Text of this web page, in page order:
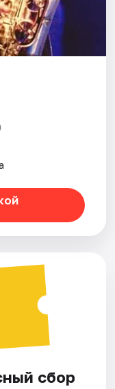
сбор